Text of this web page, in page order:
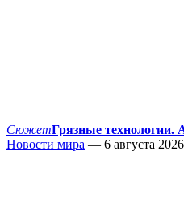
СюжетГрязные
Новости мира — 6 августа